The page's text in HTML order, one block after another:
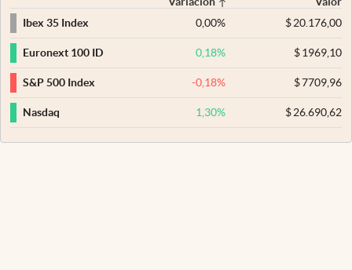
Ibex 35 Index
0,00% $20.176,00
Euronext 100 ID 0,18% $1969,10
S&P 500 Index -0,18% $7709,96
Nasdaq 1,30% $26.690,62